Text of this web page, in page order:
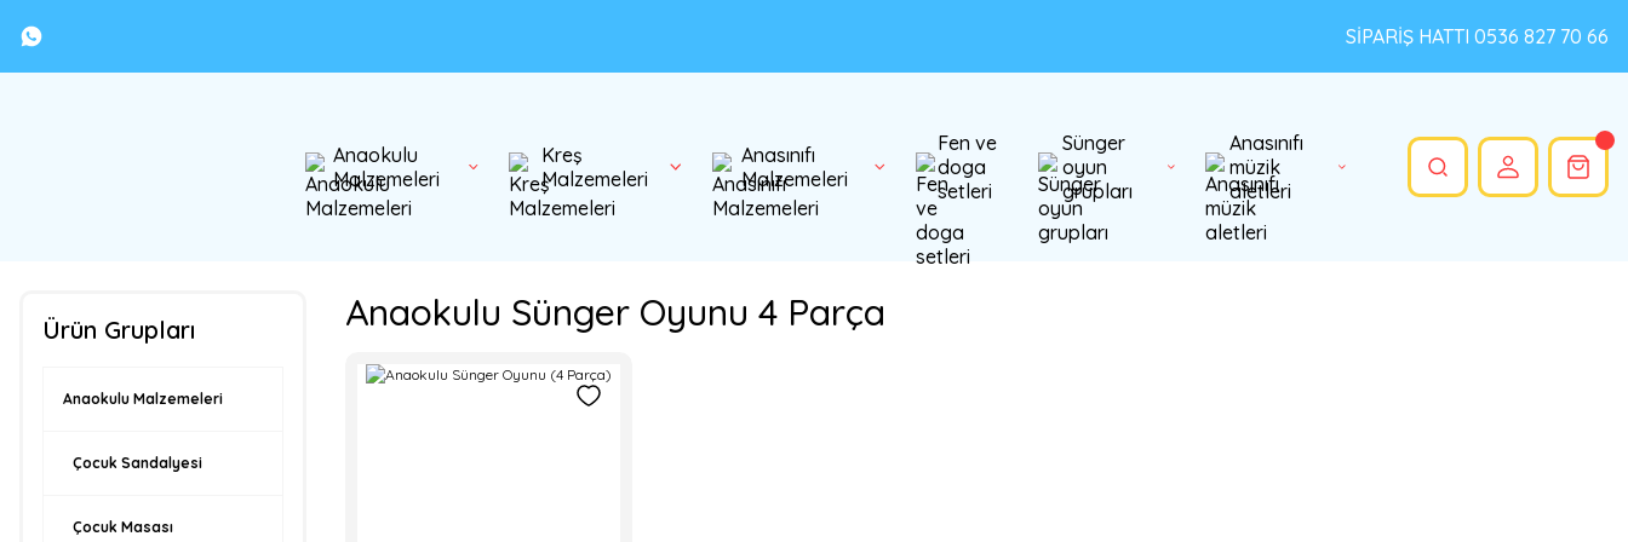
SİPARİŞ HATTI 0536 827 70 66
Anaokulu
Malzemeleri
Kreş
Malzemeleri
Anasınıfı
Malzemeleri
Fen ve
doga
setleri
Sünger
oyun
grupları
Anasınıfı
müzik
aletleri
Ürün Grupları
Anaokulu Malzemeleri
Çocuk Sandalyesi
Çocuk Masası
Anaokulu Sünger Oyunu 4 Parça